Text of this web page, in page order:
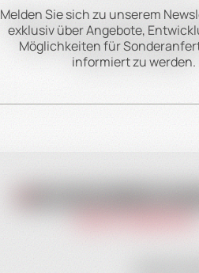
Melden Sie sich zu unserem
exklusiv über Angebote,
Möglichkeiten für
informiert zu werden.